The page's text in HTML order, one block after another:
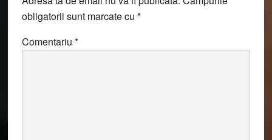
obligatorii sunt marcate cu *
Comentariu *